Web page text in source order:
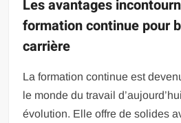
Les avantages
formation continue pour
carrière
La formation continue est
le monde du travail
évolution. Elle offre de solides